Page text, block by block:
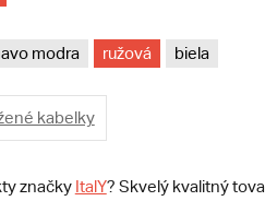
modra ružová biela
kabelky
značky ItalY? Skvelý kvalitný